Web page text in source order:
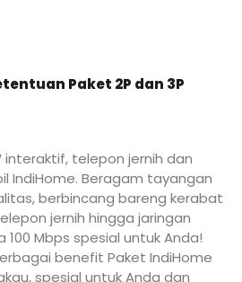
Paket 2P dan 3P
interaktif, telepon jernih dan
IndiHome. Beragam tayangan
berbincang bareng kerabat
jernih hingga jaringan
Mbps spesial untuk Anda!
benefit Paket IndiHome
spesial untuk Anda dan